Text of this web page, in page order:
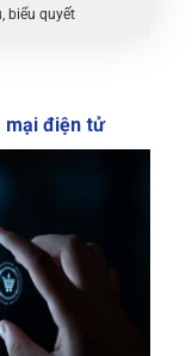
biểu quyết
mại điện tử